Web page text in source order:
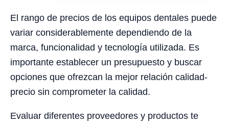
El rango de precios de los equipos dentales puede
variar considerablemente dependiendo de la
marca, funcionalidad y tecnología utilizada. Es
importante establecer un presupuesto y buscar
opciones que ofrezcan la mejor relación calidad-
precio sin comprometer la calidad.
Evaluar diferentes proveedores y productos te